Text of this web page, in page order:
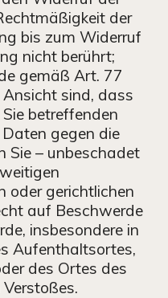
der
bis zum Widerruf
nicht berührt;
gemäß Art. 77
Ansicht sind, dass
betreffenden
gegen die
Sie – unbeschadet
oder gerichtlichen
auf Beschwerde
insbesondere in
Aufenthaltsortes,
des Ortes des